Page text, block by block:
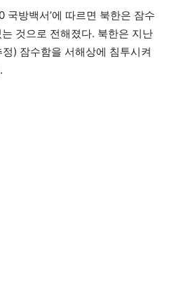
국방백서’에 따르면 북한은 잠수
것으로 전해졌다. 북한은 지난
) 잠수함을 서해상에 침투시켜